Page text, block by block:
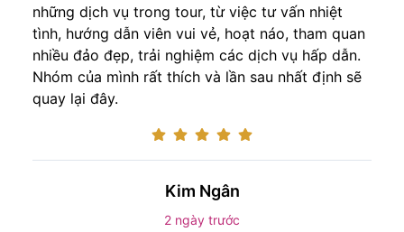
những dịch vụ trong tour, từ việc tư vấn nhiệt
tình, hướng dẫn viên vui vẻ, hoạt náo, tham quan
nhiều đảo đẹp, trải nghiệm các dịch vụ hấp dẫn.
Nhóm của mình rất thích và lần sau nhất định sẽ
quay lại đây.
Kim Ngân
2 ngày trước